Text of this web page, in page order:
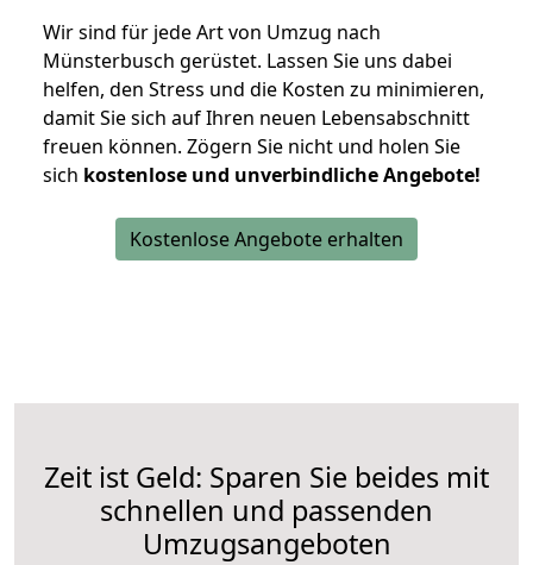
Wir sind für jede Art von Umzug nach
Münsterbusch gerüstet. Lassen Sie uns dabei
helfen, den Stress und die Kosten zu minimieren,
damit Sie sich auf Ihren neuen Lebensabschnitt
freuen können. Zögern Sie nicht und holen Sie
sich kostenlose und unverbindliche Angebote!
Kostenlose Angebote erhalten
Zeit ist Geld: Sparen Sie beides mit
schnellen und passenden
Umzugsangeboten